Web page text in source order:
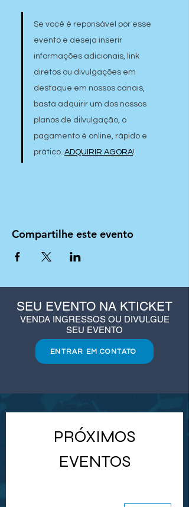
Se você é reponsável por esse
evento e deseja inserir
informações adicionais, link
diretos ou divulgações em
destaque em nossos canais,
basta adquirir um dos nossos
planos de dilvulgação, o
pagamento é online, rápido e
prático. ADQUIRIR AGORA!
Compartilhe este evento
SEU EVENTO NA KTICKET
VENDA INGRESSOS OU DIVULGUE
SEU EVENTO
ENTRAR EM CONTATO
PRÓXIMOS
EVENTOS